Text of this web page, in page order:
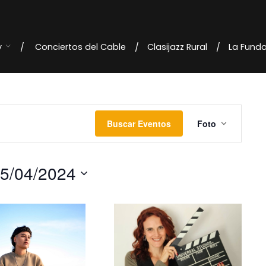
Conciertos del Cable Clasijazz Rural La
Buscar Eventos
N
a
a
Foto
04/2024